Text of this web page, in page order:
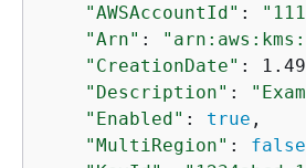
"AWSAccountId" :
"Arn" :
"CreationDate" :
"Description" :
"Enabled" : true ,
"MultiRegion" : false